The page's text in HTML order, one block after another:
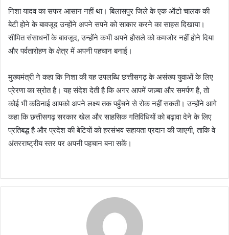
निशा यादव का सफर आसान नहीं था। बिलासपुर जिले के एक ऑटो चालक की
बेटी होने के बावजूद उन्होंने अपने सपने को साकार करने का साहस दिखाया।
सीमित संसाधनों के बावजूद, उन्होंने कभी अपने हौसले को कमजोर नहीं होने दिया
और पर्वतारोहण के क्षेत्र में अपनी पहचान बनाई।
मुख्यमंत्री ने कहा कि निशा की यह उपलब्धि छत्तीसगढ़ के असंख्य युवाओं के लिए
प्रेरणा का स्रोत है। यह संदेश देती है कि अगर आपमें जज़्बा और समर्पण है, तो
कोई भी कठिनाई आपको अपने लक्ष्य तक पहुँचने से रोक नहीं सकती। उन्होंने आगे
कहा कि छत्तीसगढ़ सरकार खेल और साहसिक गतिविधियों को बढ़ावा देने के लिए
प्रतिबद्ध है और प्रदेश की बेटियों को हरसंभव सहायता प्रदान की जाएगी, ताकि वे
अंतरराष्ट्रीय स्तर पर अपनी पहचान बना सकें।